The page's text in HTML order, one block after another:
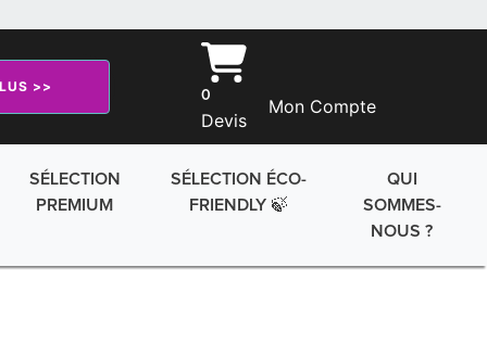
>>
0
Devis
Mon Compte
SÉLECTION
PREMIUM
SÉLECTION ÉCO-
FRIENDLY 🍃
QUI
SOMMES-
NOUS ?